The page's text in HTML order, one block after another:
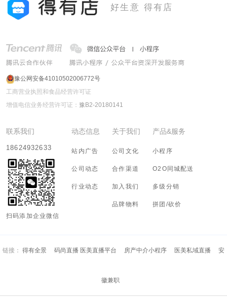
好生意 得有店
豫公网安备41010502006772号
工商营业执照和食品经营许可证
增值电信业务经营许可证： 豫B2-20180141
联系我们
18624932633
扫码添加企业微信
动态信息
站内广告
公司动态
行业动态
关于我们
公司文化
合作渠道
加入我们
品牌物料
产品&服务
小程序
O2O同城配送
多级分销
拼团/砍价
链接： 得有全景 码尚直播 医美直播平台 房产中介小程序 医美私域直播 安
徽兼职